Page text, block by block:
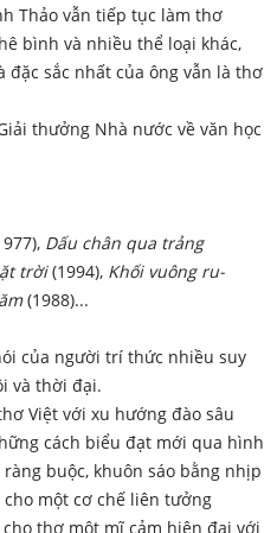
Thảo vẫn tiếp tục làm thơ
bình và nhiều thể loại khác,
sắc nhất của ông vẫn là thơ
thưởng Nhà nước về văn học
Dấu chân qua trảng
trời(1994), Khối vuông ru-
(1988)...
của người trí thức nhiều suy
và thời đại.
Việt với xu hướng đào sâu
cách biểu đạt mới qua hình
buộc, khuôn sáo bằng nhịp
một cơ chế liên tưởng
thơ một mĩ cảm hiện đại với